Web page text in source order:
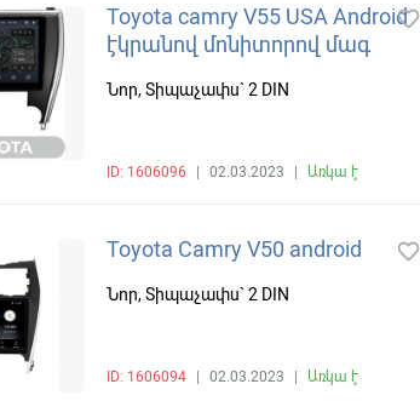
Toyota camry V55 USA Android
էկրանով մոնիտորով մագ
Նոր, Տիպաչափս` 2 DIN
ID: 1606096 02.03.2023 Առկա է
favorite_border
Toyota Camry V50 android
Նոր, Տիպաչափս` 2 DIN
ID: 1606094 02.03.2023 Առկա է
favorite_border